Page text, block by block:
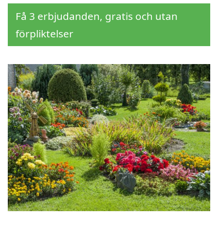
Få 3 erbjudanden, gratis och utan
förpliktelser